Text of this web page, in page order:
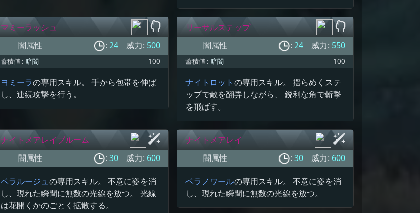
マミーラッシュ
闇属性
: 24 威力: 500
蓄積値 : 暗闇 100
ヨミーラの専用スキル。 手から包帯を伸ば
し、連続攻撃を行う。
リーサルステップ
闇属性
: 24 威力: 550
蓄積値 : 暗闇 100
ナイトロットの専用スキル。 揺らめくステ
ップで敵を翻弄しながら、 鋭利な角で斬撃
を飛ばす。
ナイトメアレイブルーム
闇属性
: 30 威力: 600
ベラルージュの専用スキル。 不意に姿を消
し、現れた瞬間に無数の光線を放つ。 光線
は花開くかのごとく拡散する。
ナイトメアレイ
闇属性
: 30 威力: 600
ベラノワールの専用スキル。 不意に姿を消
し、現れた瞬間に無数の光線を放つ。